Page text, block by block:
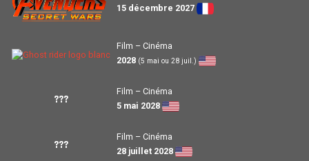
15 décembre 2027
Film – Cinéma
2028 (5 mai ou 28 juil.)
???
Film – Cinéma
5 mai 2028
???
Film – Cinéma
28 juillet 2028